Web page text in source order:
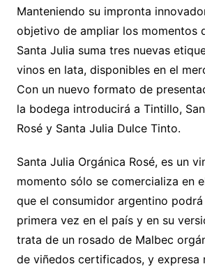
Manteniendo su impronta
objetivo de ampliar los momentos
Santa Julia suma tres nuevas
vinos en lata, disponibles en el
Con un nuevo formato de
la bodega introducirá a Tintillo,
Rosé y Santa Julia Dulce Tinto.
Santa Julia Orgánica Rosé, es un
momento sólo se comercializa en
que el consumidor argentino
primera vez en el país y en su
trata de un rosado de Malbec
de viñedos certificados, y expresa